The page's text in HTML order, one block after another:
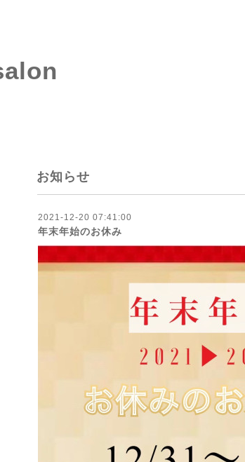
お知らせ
2021-12-20 07:41:00
年末年始のお休み